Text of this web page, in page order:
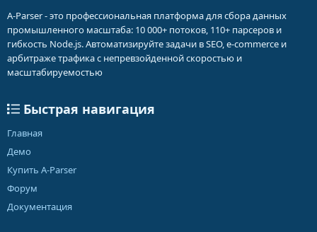
A-Parser - это профессиональная платформа для сбора данных
промышленного масштаба: 10 000+ потоков, 110+ парсеров и
гибкость Node.js. Автоматизируйте задачи в SEO, e-commerce и
арбитраже трафика с непревзойденной скоростью и
масштабируемостью
Быстрая навигация
Главная
Демо
Купить A-Parser
Форум
Документация